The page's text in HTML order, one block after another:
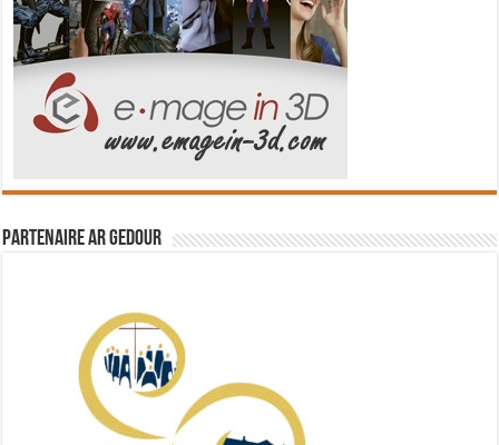
Partenaire Ar Gedour